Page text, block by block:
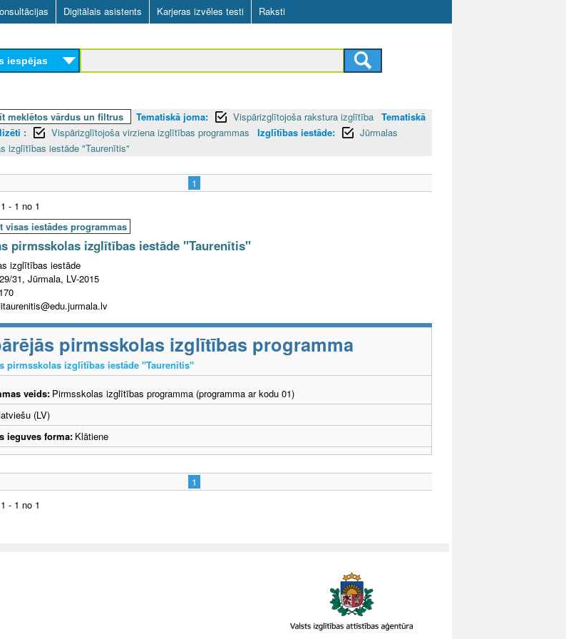
Skip
to
main
content
Digitālais asistents Karjeras izvēles testi Raksti
iespējas
meklētos vārdus un filtrus Tematiskā joma: Vispārizglītojoša rakstura izglītība Tematiskā
:
Vispārizglītojoša virziena izglītības programmas Izglītības iestāde:
Jūrmalas
izglītības iestāde "Taurenītis"
1
- 1 no 1
visas iestādes programmas
pirmsskolas izglītības iestāde "Taurenītis"
izglītības iestāde
31, Jūrmala, LV-2015
pirmsskolas izglītības programma
pirmsskolas izglītības iestāde "Taurenītis"
veids: Pirmsskolas izglītības programma (programma ar kodu 01)
(LV)
ieguves forma: Klātiene
1
- 1 no 1